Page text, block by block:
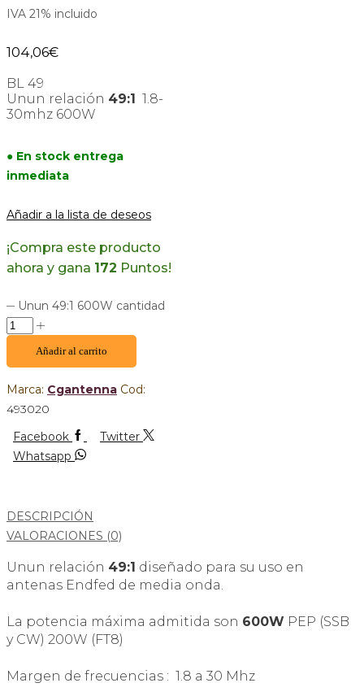
IVA 21% incluido
104,06€
BL 49
Unun relación 49:1 1.8-
30mhz 600W
● En stock entrega
inmediata
Añadir a la lista de deseos
¡Compra este producto
ahora y gana 172 Puntos!
Unun 49:1 600W cantidad
Añadir al carrito
Marca: Cgantenna Cod:
493020
Facebook
Twitter
Whatsapp
DESCRIPCIÓN
VALORACIONES (0)
Unun relación 49:1 diseñado para su uso en
antenas Endfed de media onda.
La potencia máxima admitida son 600W PEP (SSB
y CW) 200W (FT8)
Margen de frecuencias : 1.8 a 30 Mhz